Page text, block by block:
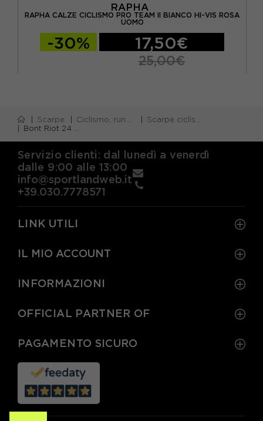
RAPHA
RAPHA CALZE CICLISMO PRO TEAM II BIANCO HI-VIS ROSA
UOMO
-30% 17,50€
25,00€
Scarpe Ciclismo, running e piscina
Scarpe ciclismo
Bont Riot 24 Bianco - Scarpe Ciclismo Uomo
Servizio clienti: dal lunedì a venerdì
dalle 9:00 alle 13:00
info@sportlandweb.it
+39.030.7778571
LINK UTILI
IL MIO ACCOUNT
INFORMAZIONI
OFFICIAL PARTNER OF
PAGAMENTO SICURO